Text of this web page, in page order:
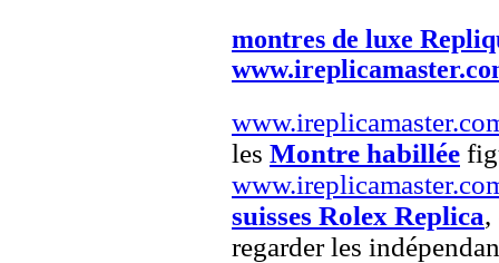
montres de luxe
les Montre habillée
suisses Rolex Replica,
regarder les